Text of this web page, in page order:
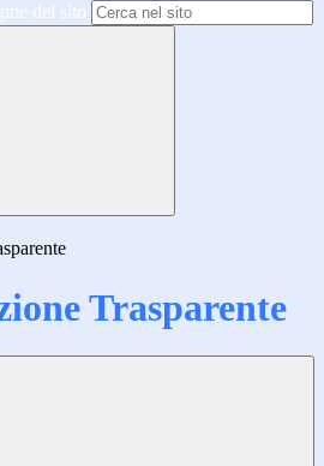
del sito
Trasparente